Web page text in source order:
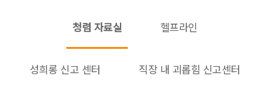
청렴 자료실 헬프라인
성희롱 신고 센터 직장 내 괴롭힘 신고센터